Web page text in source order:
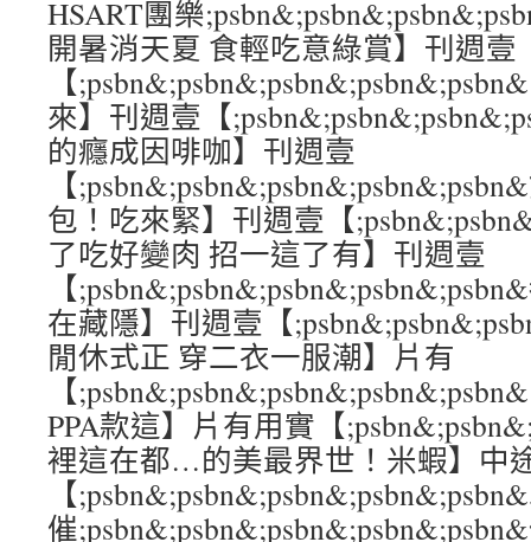
HSART團樂
開暑消天夏 食輕吃意綠賞】刊週壹
【
來】刊週壹【
的癮成因啡咖】刊週壹
【
包！吃來緊】刊週壹【
了吃好變肉 招一這了有】刊週壹
【
在藏隱】刊週壹【
閒休式正 穿二衣一服潮】片有
【
PPA款這】片有用實【
裡這在都…的美最界世！米蝦】中
【
催